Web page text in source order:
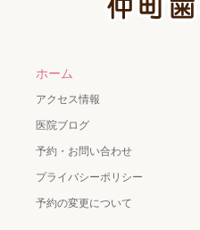
ホーム
アクセス情報
医院ブログ
予約・お問い合わせ
プライバシーポリシー
予約の変更について